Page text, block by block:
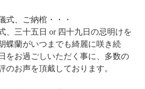
式、ご納棺・・・
、三十五日 or 四十九日の忌明けを
蝶蘭がいつまでも綺麗に咲き続
をお過ごしいただく事に、多数の
のお声を頂戴しております。